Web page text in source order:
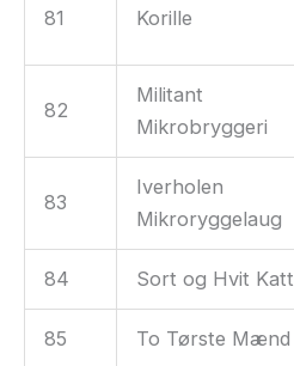
81 Korille
82
Militant
Mikrobryggeri
83
Iverholen
Mikroryggelaug
84 Sort og Hvit Katt
85 To Tørste Mænd